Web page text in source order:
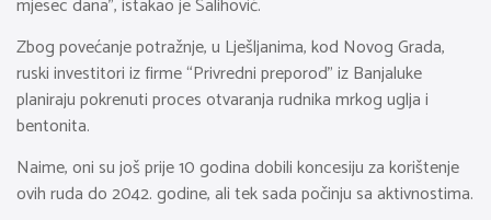
Zbog povećanje potražnje, u Lješljanima, kod Novog Grada,
ruski investitori iz firme “Privredni preporod” iz Banjaluke
planiraju pokrenuti proces otvaranja rudnika mrkog uglja i
bentonita.
Naime, oni su još prije 10 godina dobili koncesiju za korištenje
ovih ruda do 2042. godine, ali tek sada počinju sa aktivnostima.